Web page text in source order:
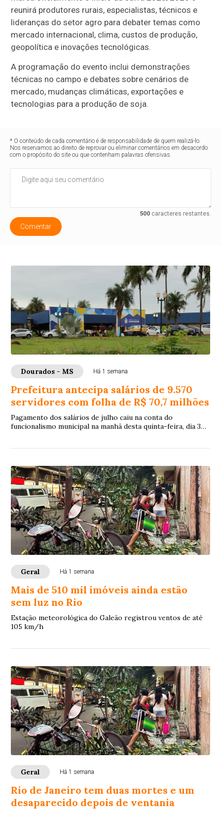
reunirá produtores rurais, especialistas, técnicos e
lideranças do setor agro para debater temas como
mercado internacional, clima, custos de produção,
geopolítica e inovações tecnológicas.
A programação do evento inclui demonstrações
técnicas no campo e debates sobre cenários de
mercado, mudanças climáticas, exportações e
tecnologias para a produção de soja.
* O conteúdo de cada comentário é de responsabilidade de quem realizá-lo.
Nos reservamos ao direito de reprovar ou eliminar comentários em desacordo
com o propósito do site ou que contenham palavras ofensivas.
500caracteres restantes.
Comentar
Dourados - MS Há 1 semana
Prefeitura antecipa salários de 9.570
servidores com folha de R$ 70,7 milhões
Pagamento dos salários de julho caiu na conta do
funcionalismo municipal na manhã desta quinta-feira, dia 30
Geral Há 1 semana
Mais de 510 mil imóveis ainda estão
sem luz no Rio
Estação meteorológica do Galeão registrou ventos de até
105 km/h
Geral Há 1 semana
Rio de Janeiro tem duas mortes e um
desaparecido depois de ventania